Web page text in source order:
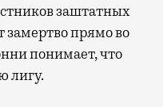
заштатных
замертво прямо во
понимает, что
лигу.